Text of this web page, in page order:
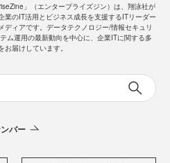
」（エンタープライズジン）は、翔泳社が
業のIT活用とビジネス成長を支援するITリーダー
ディアです。データテクノロジー/情報セキュリ
ム運用の最新動向を中心に、企業ITに関する多
お届けしています。
バー